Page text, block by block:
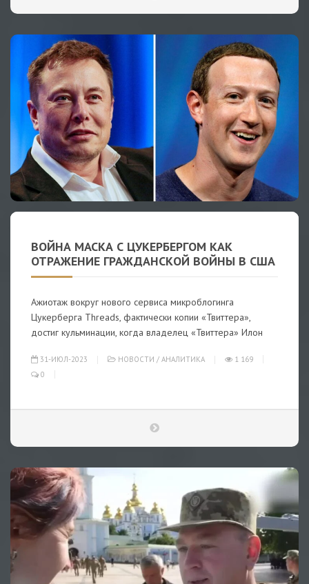
ВОЙНА МАСКА С ЦУКЕРБЕРГОМ КАК
ОТРАЖЕНИЕ ГРАЖДАНСКОЙ ВОЙНЫ В США
Ажиотаж вокруг нового сервиса микроблогинга
Цукерберга Threads, фактически копии «Твиттера»,
достиг кульминации, когда владелец «Твиттера» Илон
31-ИЮЛ-2023 НОВОСТИ / АНАЛИТИКА
1 169
0